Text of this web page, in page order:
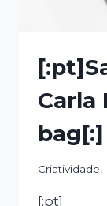
Carla
bag[:]
Criatividade
[:pt]